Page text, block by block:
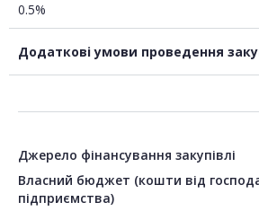
0.5%
Додаткові умови проведення
Джерело фінансування закупівлі
Власний бюджет (кошти від
підприємства)